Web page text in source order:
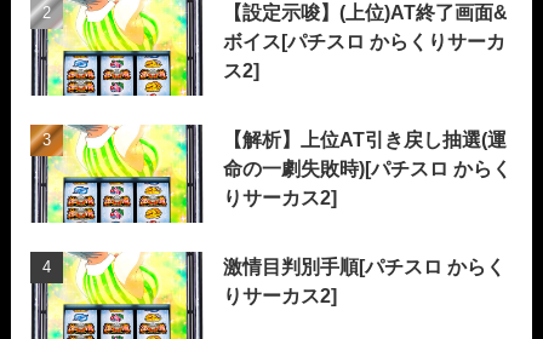
【設定示唆】(上位)AT終了画面&
ボイス[パチスロ からくりサーカ
ス2]
【解析】上位AT引き戻し抽選(運
命の一劇失敗時)[パチスロ からく
りサーカス2]
激情目判別手順[パチスロ からく
りサーカス2]